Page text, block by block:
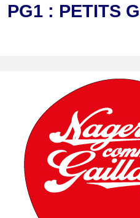
PG1 : PETITS